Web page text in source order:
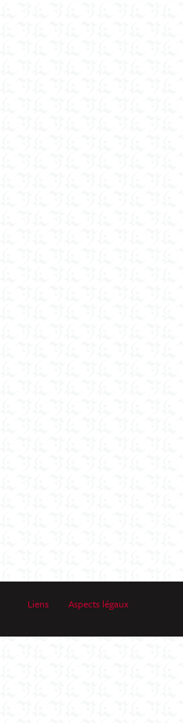
Liens Aspects légaux